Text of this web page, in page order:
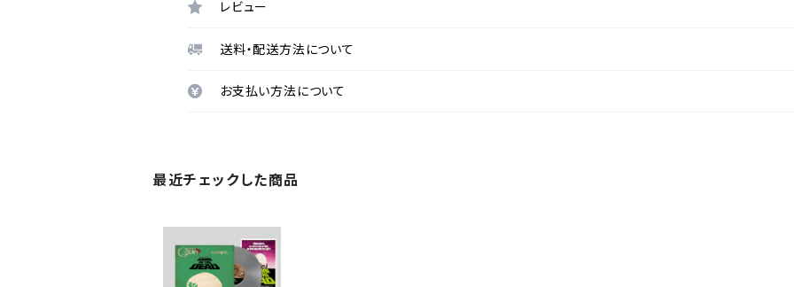
レビュー
送料・配送方法について
お支払い方法について
最近チェックした商品